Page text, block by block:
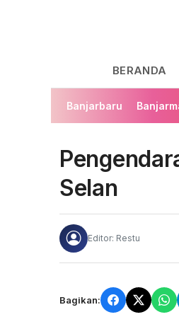
BERANDA
Banjarbaru
Selan
Editor: Restu
Bagikan: